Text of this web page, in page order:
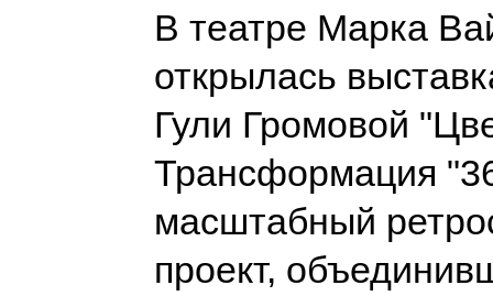
В театре Марка
открылась
Гули Громовой
Трансформация
масштабный
проект,